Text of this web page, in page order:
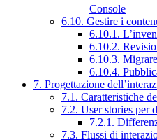
Console
6.10. Gestire i
6.10.1.
6.10.2.
6.10.3.
6.10.4.
7. Progettazione
7.1. Caratteristiche
7.2. User stories per
7.2.1.
7.3. Flussi di